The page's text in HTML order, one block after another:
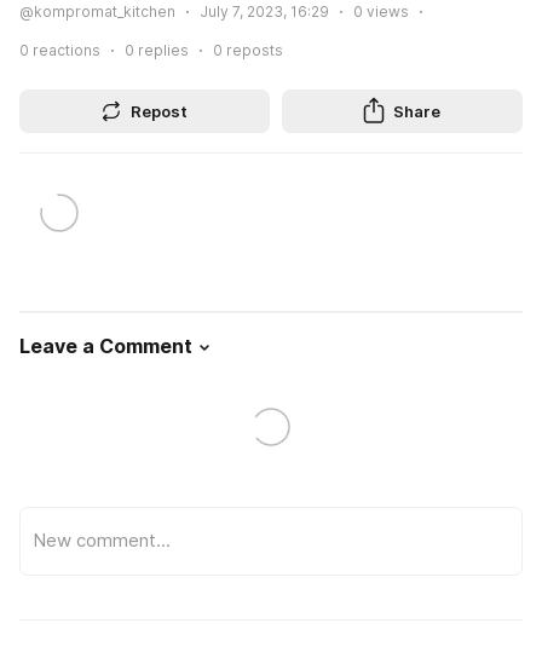
@kompromat_kitchen July 7, 2023, 16:29 0 views
0 reactions 0 replies 0 reposts
Repost Share
Leave a Comment